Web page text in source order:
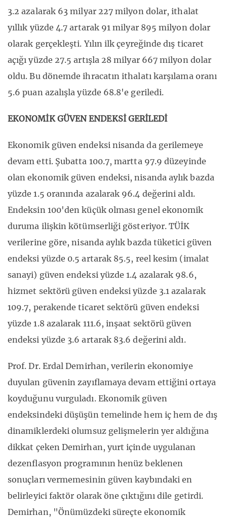
3.2 azalarak 63 milyar 227 milyon dolar, ithalat
yıllık yüzde 4.7 artarak 91 milyar 895 milyon dolar
olarak gerçekleşti. Yılın ilk çeyreğinde dış ticaret
açığı yüzde 27.5 artışla 28 milyar 667 milyon dolar
oldu. Bu dönemde ihracatın ithalatı karşılama oranı
5.6 puan azalışla yüzde 68.8'e geriledi.
EKONOMİK GÜVEN ENDEKSİ GERİLEDİ
Ekonomik güven endeksi nisanda da gerilemeye
devam etti. Şubatta 100.7, martta 97.9 düzeyinde
olan ekonomik güven endeksi, nisanda aylık bazda
yüzde 1.5 oranında azalarak 96.4 değerini aldı.
Endeksin 100'den küçük olması genel ekonomik
duruma ilişkin kötümserliği gösteriyor. TÜİK
verilerine göre, nisanda aylık bazda tüketici güven
endeksi yüzde 0.5 artarak 85.5, reel kesim (imalat
sanayi) güven endeksi yüzde 1.4 azalarak 98.6,
hizmet sektörü güven endeksi yüzde 3.1 azalarak
109.7, perakende ticaret sektörü güven endeksi
yüzde 1.8 azalarak 111.6, inşaat sektörü güven
endeksi yüzde 3.6 artarak 83.6 değerini aldı.
Prof. Dr. Erdal Demirhan, verilerin ekonomiye
duyulan güvenin zayıflamaya devam ettiğini ortaya
koyduğunu vurguladı. Ekonomik güven
endeksindeki düşüşün temelinde hem iç hem de dış
dinamiklerdeki olumsuz gelişmelerin yer aldığına
dikkat çeken Demirhan, yurt içinde uygulanan
dezenflasyon programının henüz beklenen
sonuçları vermemesinin güven kaybındaki en
belirleyici faktör olarak öne çıktığını dile getirdi.
Demirhan, "Önümüzdeki süreçte ekonomik